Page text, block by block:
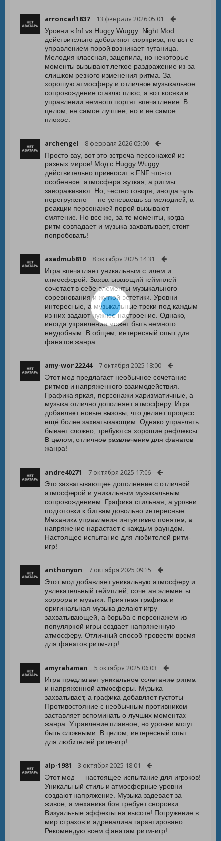
arroncarl1837 13 февраля 2026 05:01
Уровни в fnf vs Huggy Wuggy: Night Mod
действительно добавляют сюрприза, но вот с
управлением порой возникает путаница.
Мелодия классная, зацепила, но некоторые
моменты вызывают легкое раздражение из-за
слишком резкого изменения ритма. За
хорошую атмосферу и отличное музыкальное
сопровождение ставлю плюс, а вот косяки в
управлении немного портят впечатление. В
целом, не самое лучшее, но и не самое
плохое.
archengel 8 февраля 2026 05:00
Просто вау, вот это встреча персонажей из
разных миров! Мод с Huggy Wuggy
действительно привносит в FNF что-то
особенное: атмосфера жуткая, а ритмы
завораживают. Но, честно говоря, иногда чуть
перегружено — не успеваешь за мелодией, а
реакции персонажей порой вызывают
смятение. Но все же, за те моменты, когда
ритм совпадает и музыка захватывает, стоит
попробовать!
asadmub810 8 октября 2025 14:31
Игра впечатляет уникальным стилем и
атмосферой. Захватывающий геймплей
сочетает в себе элементы музыкального
соревнования и жуткой эстетики. Уровни
интересные, а музыкальные треки под каждым
из них задают нужное настроение. Однако,
иногда управление может быть немного
неудобным. В общем, интересный опыт для
фанатов жанра.
amy-won22244 7 октября 2025 18:00
Этот мод предлагает необычное сочетание
ритмов и напряженного взаимодействия.
Графика яркая, персонажи харизматичные, а
музыка отлично дополняет атмосферу. Игра
добавляет новые вызовы, что делает процесс
ещё более захватывающим. Однако управлять
бывает сложно, требуются хорошие рефлексы.
В целом, отличное развлечение для фанатов
жанра!
andre40271 7 октября 2025 17:06
Это захватывающее дополнение с отличной
атмосферой и уникальным музыкальным
сопровождением. Графика стильная, а уровни
подготовки к битвам довольно интересные.
Механика управления интуитивно понятна, а
напряжение нарастает с каждым раундом.
Настоящее испытание для любителей ритм-
игр!
anthonyon 7 октября 2025 09:35
Этот мод добавляет уникальную атмосферу и
увлекательный геймплей, сочетая элементы
хоррора и музыки. Приятная графика и
оригинальная музыка делают игру
захватывающей, а борьба с персонажем из
популярной игры создает напряженную
атмосферу. Отличный способ провести время
для фанатов ритм-игр!
amyrahaman 5 октября 2025 06:03
Игра предлагает уникальное сочетание ритма
и напряженной атмосферы. Музыка
захватывает, а графика добавляет густоты.
Противостояние с необычным противником
заставляет вспоминать о лучших моментах
жанра. Управление плавное, но уровни могут
быть сложными. В целом, интересный опыт
для любителей ритм-игр!
alp-1981 3 октября 2025 18:01
Этот мод — настоящее испытание для игроков!
Уникальный стиль и атмосферные уровни
создают напряжение. Музыка задевает за
живое, а механика боя требует сноровки.
Визуальные эффекты на высоте! Погружение в
мир страхов и адреналина гарантировано.
Рекомендую всем фанатам ритм-игр!